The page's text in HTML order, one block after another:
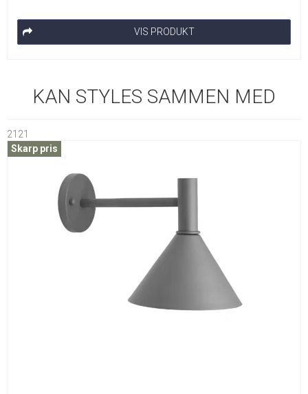
VIS PRODUKT
KAN STYLES SAMMEN MED
2121
Skarp pris